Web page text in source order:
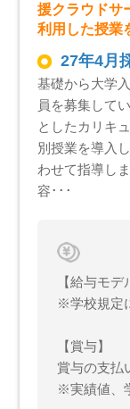
援クラウドサ
利用した授業
27年4月
基礎から大学
員を募集して
としたカリキ
別授業を導入
わせて指導し
容･･･
【給与モデ
※学校規定
【賞与】
賞与の支払
※実績値、